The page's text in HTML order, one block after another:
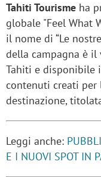
Tahiti Tourisme ha
globale "Feel What
il nome di “Le
della campagna è
Tahiti e disponibile
contenuti creati per
destinazione,
Leggi anche:
E I NUOVI SPOT IN